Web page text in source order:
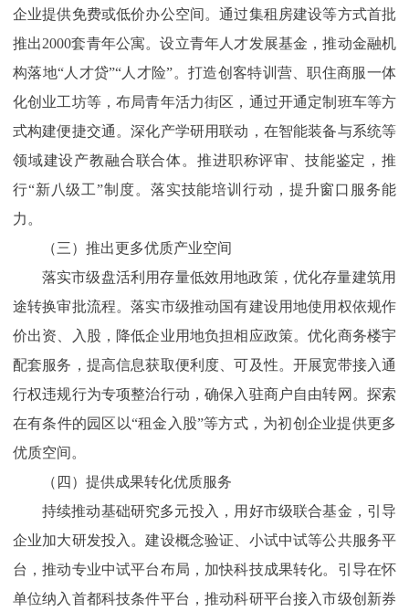
企业提供免费或低价办公空间。通过集租房建设等方式首批
推出2000套青年公寓。设立青年人才发展基金，推动金融机
构落地“人才贷”“人才险”。打造创客特训营、职住商服一体
化创业工坊等，布局青年活力街区，通过开通定制班车等方
式构建便捷交通。深化产学研用联动，在智能装备与系统等
领域建设产教融合联合体。推进职称评审、技能鉴定，推
行“新八级工”制度。落实技能培训行动，提升窗口服务能
力。
（三）推出更多优质产业空间
落实市级盘活利用存量低效用地政策，优化存量建筑用
途转换审批流程。落实市级推动国有建设用地使用权依规作
价出资、入股，降低企业用地负担相应政策。优化商务楼宇
配套服务，提高信息获取便利度、可及性。开展宽带接入通
行权违规行为专项整治行动，确保入驻商户自由转网。探索
在有条件的园区以“租金入股”等方式，为初创企业提供更多
优质空间。
（四）提供成果转化优质服务
持续推动基础研究多元投入‌，用好市级联合基金，引导
企业加大研发投入。建设概念验证、小试中试等公共服务平
台，推动专业中试平台布局，加快科技成果转化。引导在怀
单位纳入首都科技条件平台，推动科研平台接入市级创新券